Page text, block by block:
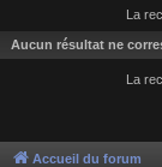
La
Aucun résultat ne
La
Accueil du forum